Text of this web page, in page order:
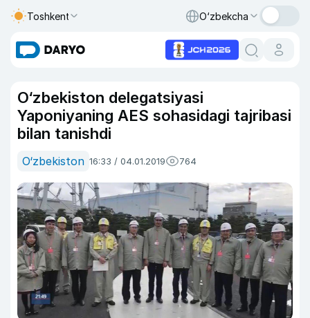
Toshkent O‘zbekcha
O‘zbekiston delegatsiyasi
Yaponiyaning AES sohasidagi tajribasi
bilan tanishdi
O‘zbekiston 16:33 / 04.01.2019 764